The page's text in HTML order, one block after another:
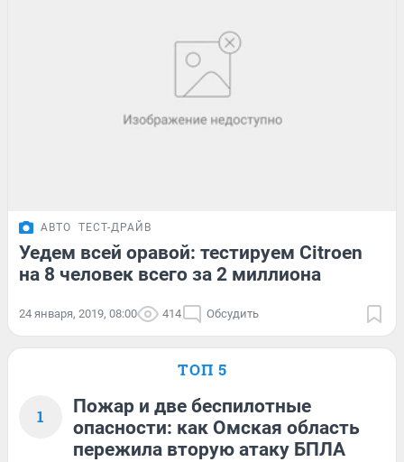
АВТО ТЕСТ-ДРАЙВ
Уедем всей оравой: тестируем Citroen
на 8 человек всего за 2 миллиона
24 января, 2019, 08:00 414 Обсудить
ТОП 5
1
Пожар и две беспилотные
опасности: как Омская область
пережила вторую атаку БПЛА